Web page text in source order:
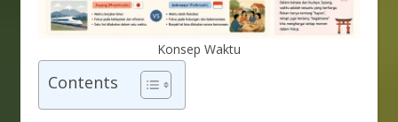
Konsep Waktu
Contents